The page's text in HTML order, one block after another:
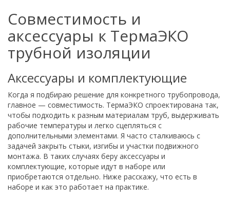
Совместимость и
аксессуары к ТермаЭКО
трубной изоляции
Аксессуары и комплектующие
Когда я подбираю решение для конкретного трубопровода,
главное — совместимость. ТермаЭКО спроектирована так,
чтобы подходить к разным материалам труб, выдерживать
рабочие температуры и легко сцепляться с
дополнительными элементами. Я часто сталкиваюсь с
задачей закрыть стыки, изгибы и участки подвижного
монтажа. В таких случаях беру аксессуары и
комплектующие, которые идут в наборе или
приобретаются отдельно. Ниже расскажу, что есть в
наборе и как это работает на практике.